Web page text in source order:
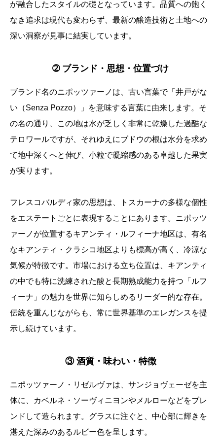
が融合したスタイルの礎となっています。品質への飽く
なき追求は現代も変わらず、最新の醸造技術と土地への
深い洞察が見事に結実しています。
➁ ブランド・思想・位置づけ
ブランド名のニポッツァーノは、古い言葉で「井戸がな
い（Senza Pozzo）」を意味する言葉に由来します。そ
の名の通り、この地は水が乏しく非常に乾燥した過酷な
テロワールですが、それゆえにブドウの根は水分を求め
て地中深くへと伸び、小粒で凝縮感のある卓越した果実
が実ります。
フレスコバルディ家の思想は、トスカーナの多様な個性
をエステートごとに表現することにあります。ニポッツ
ァーノが位置するキアンティ・ルフィーナ地区は、有名
なキアンティ・クラシコ地区よりも標高が高く、冷涼な
気候が特徴です。市場における立ち位置は、キアンティ
の中でも特に洗練された酸と長期熟成能力を持つ「ルフ
ィーナ」の魅力を世界に知らしめるリーダー的な存在。
伝統を重んじながらも、常に世界基準のエレガンスを提
示し続けています。
③ 酒質・味わい・特徴
ニポッツァーノ・リゼルヴァは、サンジョヴェーゼを主
体に、カベルネ・ソーヴィニヨンやメルローなどをブレ
ンドして造られます。グラスに注ぐと、中心部に輝きを
湛えた深みのあるルビー色を呈します。